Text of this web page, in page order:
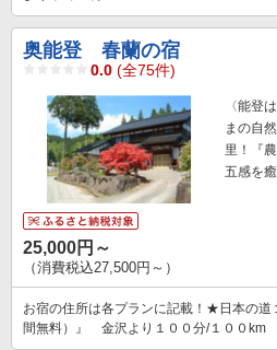
奥能登 春蘭の宿
0.0 (全75件)
〈能登
まの自
里！『
五感を
25,000円～
（消費税込27,500円～）
お宿の住所は各プランに記載！★日本の道
間無料）』 金沢より１００分/１００km